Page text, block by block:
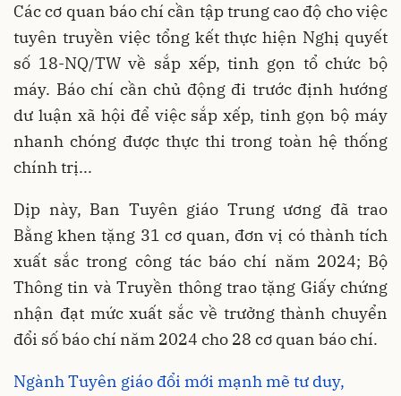
Các cơ quan báo chí cần tập trung cao độ cho việc
tuyên truyền việc tổng kết thực hiện Nghị quyết
số 18-NQ/TW về sắp xếp, tinh gọn tổ chức bộ
máy. Báo chí cần chủ động đi trước định hướng
dư luận xã hội để việc sắp xếp, tinh gọn bộ máy
nhanh chóng được thực thi trong toàn hệ thống
chính trị...
Dịp này, Ban Tuyên giáo Trung ương đã trao
Bằng khen tặng 31 cơ quan, đơn vị có thành tích
xuất sắc trong công tác báo chí năm 2024; Bộ
Thông tin và Truyền thông trao tặng Giấy chứng
nhận đạt mức xuất sắc về trưởng thành chuyển
đổi số báo chí năm 2024 cho 28 cơ quan báo chí.
Ngành Tuyên giáo đổi mới mạnh mẽ tư duy,